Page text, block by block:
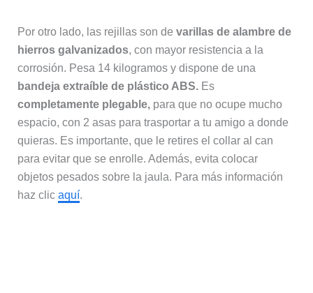
Por otro lado, las rejillas son de varillas de alambre de
hierros galvanizados, con mayor resistencia a la
corrosión. Pesa 14 kilogramos y dispone de una
bandeja extraíble de plástico ABS. Es
completamente plegable,para que no ocupe mucho
espacio, con 2 asas para trasportar a tu amigo a donde
quieras. Es importante, que le retires el collar al can
para evitar que se enrolle. Además, evita colocar
objetos pesados sobre la jaula. Para más información
haz clic aquí.